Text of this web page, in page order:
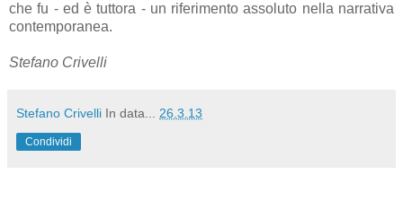
che fu - ed è tuttora - un riferimento assoluto nella narrativa
contemporanea.
Stefano Crivelli
Stefano Crivelli In data... 26.3.13
Condividi